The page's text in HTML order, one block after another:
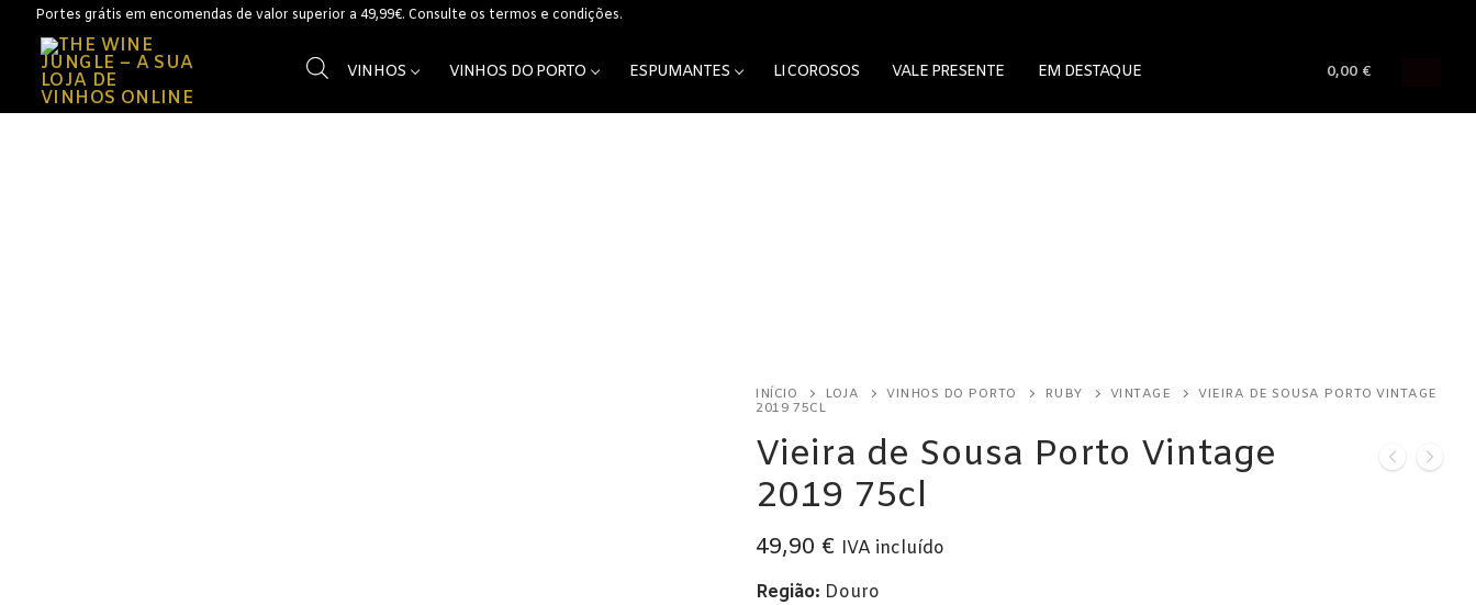
Saltar
conteúdo
Portes grátis em encomendas de valor superior a 49,99€. Consulte os termos e condições.
VINHOS VINHOS DO PORTO ESPUMANTES LICOROSOS VALE PRESENTE EM DESTAQUE 0,00 €
INÍCIO LOJA VINHOS DO PORTO RUBY VINTAGE
VIEIRA DE SOUSA PORTO VINTAGE
2019 75CL
Vieira de Sousa Porto Vintage
2019 75cl
49,90 € IVA incluído
Região: Douro